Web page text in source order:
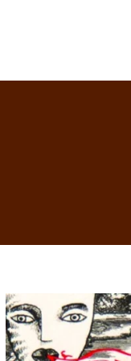
Musa
Praguejadora